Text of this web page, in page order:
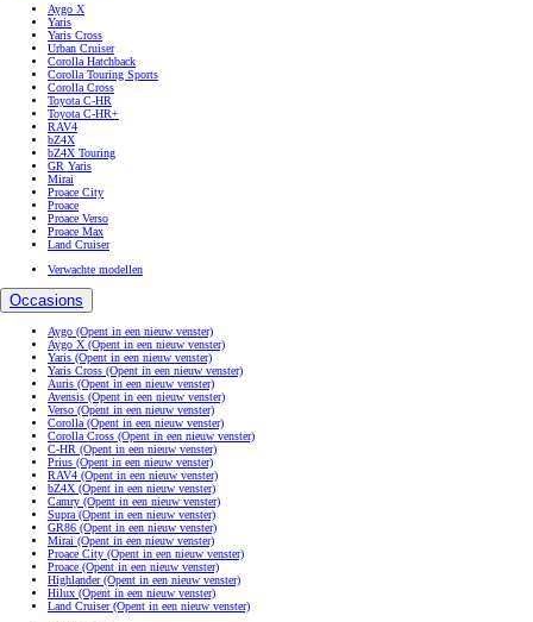
Aygo X
Yaris
Yaris Cross
Urban Cruiser
Corolla Hatchback
Corolla Touring Sports
Corolla Cross
Toyota C-HR
Toyota C-HR+
RAV4
bZ4X
bZ4X Touring
GR Yaris
Mirai
Proace City
Proace
Proace Verso
Proace Max
Land Cruiser
Verwachte modellen
Occasions
Aygo (Opent in een nieuw venster)
Aygo X (Opent in een nieuw venster)
Yaris (Opent in een nieuw venster)
Yaris Cross (Opent in een nieuw venster)
Auris (Opent in een nieuw venster)
Avensis (Opent in een nieuw venster)
Verso (Opent in een nieuw venster)
Corolla (Opent in een nieuw venster)
Corolla Cross (Opent in een nieuw venster)
C-HR (Opent in een nieuw venster)
Prius (Opent in een nieuw venster)
RAV4 (Opent in een nieuw venster)
bZ4X (Opent in een nieuw venster)
Camry (Opent in een nieuw venster)
Supra (Opent in een nieuw venster)
GR86 (Opent in een nieuw venster)
Mirai (Opent in een nieuw venster)
Proace City (Opent in een nieuw venster)
Proace (Opent in een nieuw venster)
Highlander(Opent in een nieuw venster)
Hilux (Opent in een nieuw venster)
Land Cruiser(Opent in een nieuw venster)